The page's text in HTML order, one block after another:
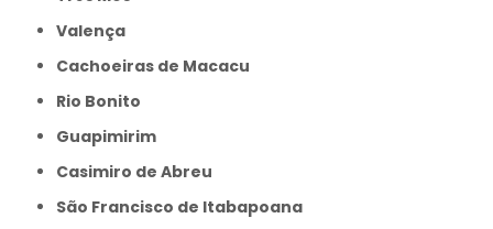
Valença
Cachoeiras de Macacu
Rio Bonito
Guapimirim
Casimiro de Abreu
São Francisco de Itabapoana